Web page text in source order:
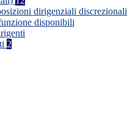
dirigenziali discrezionali
disponibili
2